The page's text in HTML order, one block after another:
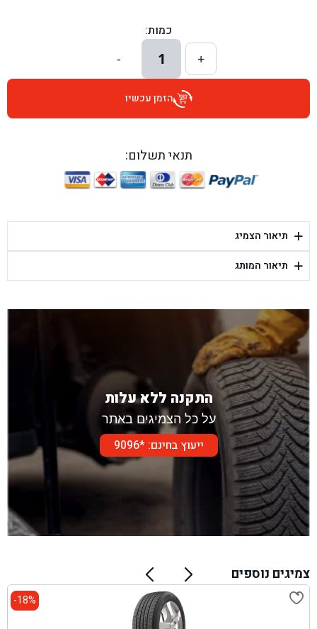
בן גל - הרצל 6, גדרה - גדרה
בן גל - שדרות דוד בן גוריון 8, באר שבע - באר שבע
בן גל - היובלים 26, הוד השרון - הוד השרון
בן גל - יפת 88, תל אביב יפו - תל אביב
בן גל - דור אלון הר טוב - בית שמש
כמות:
+
1
-
הזמן עכשיו
תנאי תשלום:
+ תיאור הצמיג
+ תיאור המותג
התקנה ללא עלות
על כל הצמיגים באתר
ייעוץ בחינם: *9096
צמיגים נוספים
18%-